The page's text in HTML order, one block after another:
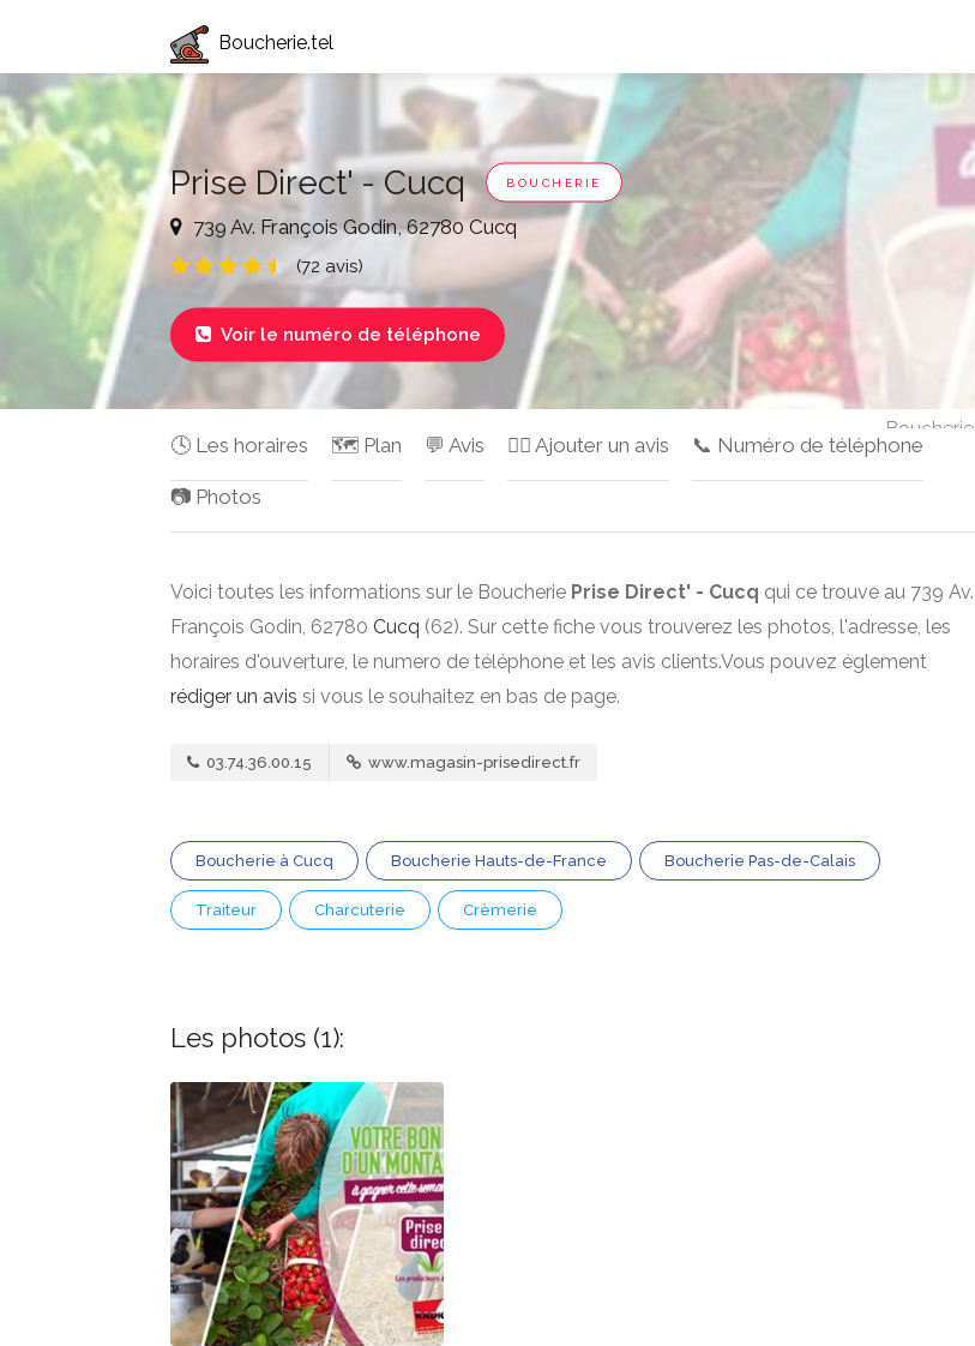
Boucherie.tel
Prise Direct' - Cucq BOUCHERIE
739 Av. François Godin, 62780 Cucq
(72 avis)
 Voir le numéro de téléphone
Boucherie
🕓 Les horaires 🗺️ Plan 💬 Avis ✍🏻 Ajouter un avis 📞 Numéro de téléphone
📷 Photos
Voici toutes les informations sur le Boucherie Prise Direct' - Cucq qui ce trouve au 739 Av.
François Godin, 62780 Cucq (62). Sur cette fiche vous trouverez les photos, l'adresse, les
horaires d'ouverture, le numero de téléphone et les avis clients.Vous pouvez églement
rédiger un avis si vous le souhaitez en bas de page.
03.74.36.00.15 www.magasin-prisedirect.fr
Boucherie à Cucq Boucherie Hauts-de-France Boucherie Pas-de-Calais
Traiteur Charcuterie Crèmerie
Les photos (1):